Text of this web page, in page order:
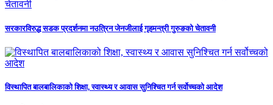
सरकारविरुद्ध सडक प्रदर्शनमा नउत्रिन जेनजीलाई गृहमन्त्री गुरुङको चेतावनी
विस्थापित बालबालिकाको शिक्षा, स्वास्थ्य र आवास सुनिश्चित गर्न सर्वोच्चको आदेश